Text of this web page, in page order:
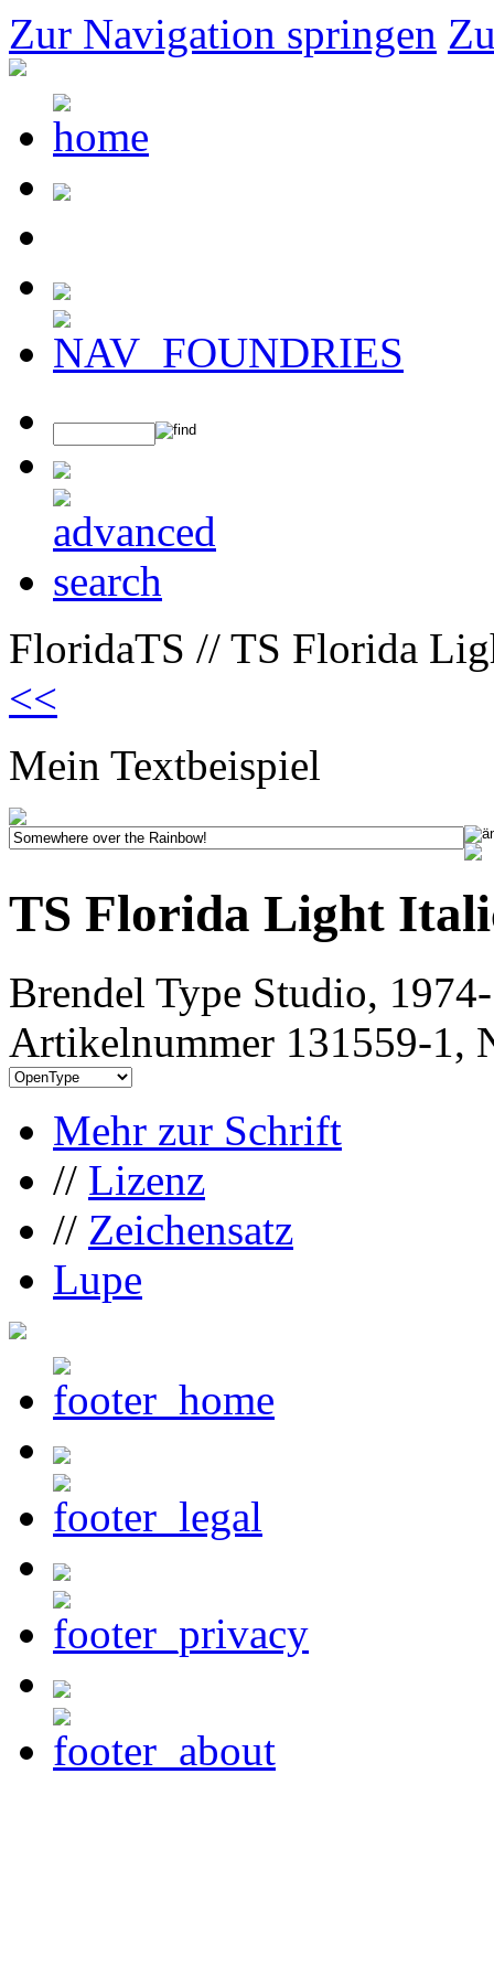
Zur Navigation springen
FloridaTS // TS Florida
<<
Mein Textbeispiel
TS Florida Light
Brendel Type Studio,
Artikelnummer 131559-1,
Mehr zur Schrift
// Lizenz
// Zeichensatz
Lupe